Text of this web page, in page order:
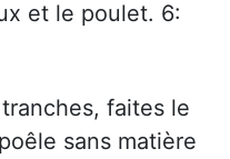
et le poulet. 6:
faites le
sans matière